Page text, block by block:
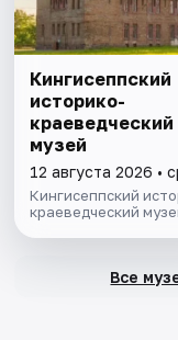
Кингисеппский
историко-
краеведческий
музей
12 августа 2026 •
Кингисеппский
краеведческий
Все